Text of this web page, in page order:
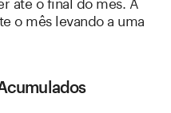
o mês levando a uma